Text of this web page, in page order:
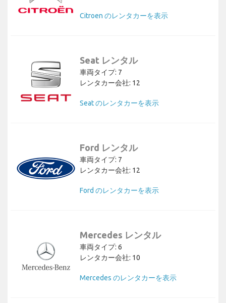
Citroen のレンタカーを表示
Seat レンタル
車両タイプ: 7
レンタカー会社: 12
Seat のレンタカーを表示
Ford レンタル
車両タイプ: 7
レンタカー会社: 12
Ford のレンタカーを表示
Mercedes レンタル
車両タイプ: 6
レンタカー会社: 10
Mercedes のレンタカーを表示